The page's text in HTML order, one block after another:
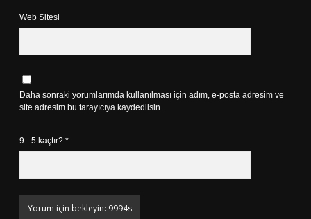
Web Sitesi
Daha sonraki yorumlarımda kullanılması için adım, e-posta adresim ve
site adresim bu tarayıcıya kaydedilsin.
9 - 5 kaçtır? *